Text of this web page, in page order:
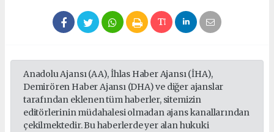
Anadolu Ajansı (AA), İhlas Haber Ajansı (İHA),
Demirören Haber Ajansı (DHA) ve diğer ajanslar
tarafından eklenen tüm haberler, sitemizin
editörlerinin müdahalesi olmadan ajans kanallarından
çekilmektedir. Bu haberlerde yer alan hukuki